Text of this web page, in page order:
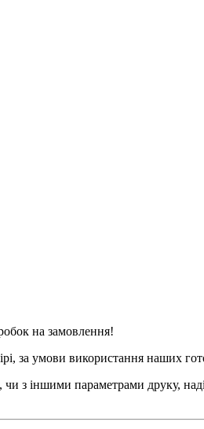
на замовлення!
за умови використання наших
, чи з іншими параметрами друку,